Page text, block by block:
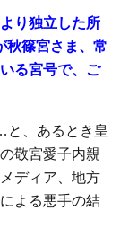
り独立した所
秋篠宮さま、常
る宮号で、ご
と、あるとき皇
敬宮愛子内親
ディア、地方
よる悪手の結